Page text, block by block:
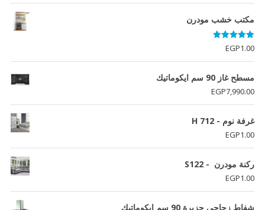
مكتب خشب مودرن
تم التقييم
5.00
من 5
EGP1.00
مسطح غاز 90 سم ايكوماتيك
EGP7,990.00
غرفة نوم - H 712
EGP1.00
ركنة مودرن - S122
EGP1.00
شفاط زجاجي جزيرة 90 سم ايكوماتيك